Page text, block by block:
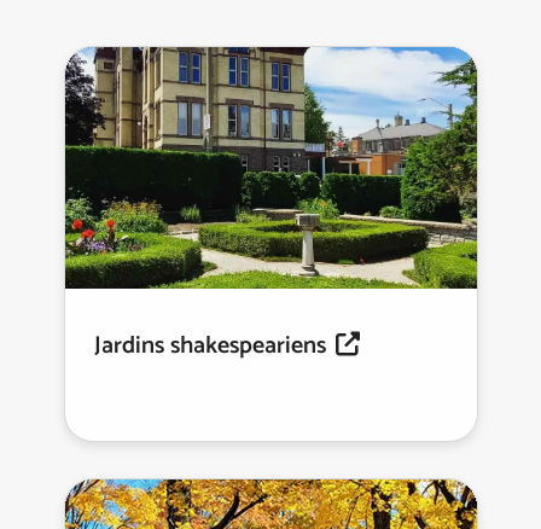
Jardins shakespeariens